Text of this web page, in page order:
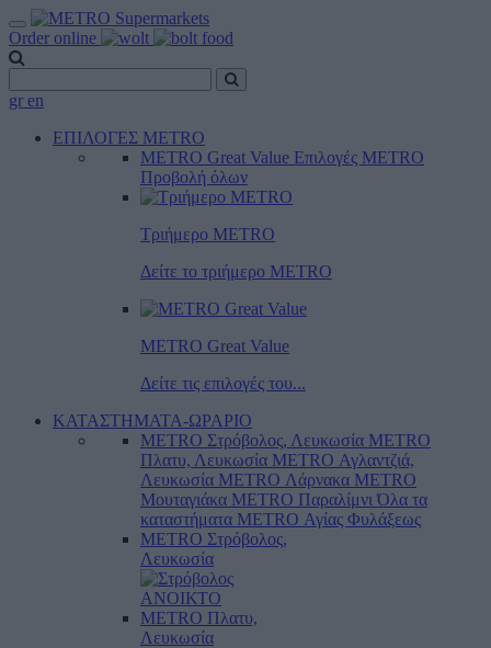
Order online
gr en
ΕΠΙΛΟΓΕΣ METRO
METRO Great Value Επιλογές METRO
Προβολή όλων
Τριήμερο METRO
Δείτε το τριήμερο ΜΕTRO
METRO Great Value
Δείτε τις επιλογές του...
ΚΑΤΑΣΤΗΜΑΤΑ-ΩΡΑΡΙΟ
METRO Στρόβολος, Λευκωσία METRO
Πλατυ, Λευκωσία METRO Αγλαντζιά,
Λευκωσία METRO Λάρνακα METRO
Μουταγιάκα METRO Παραλίμνι Όλα τα
καταστήματα METRO Αγίας Φυλάξεως
METRO Στρόβολος,
Λευκωσία
ΑΝΟΙΚΤΟ
METRO Πλατυ,
Λευκωσία